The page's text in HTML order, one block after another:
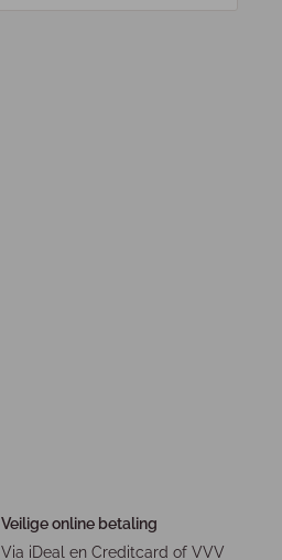
Veilige online betaling
Via iDeal en Creditcard of VVV